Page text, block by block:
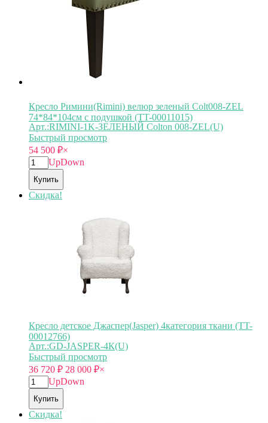
Кресло Римини(Rimini) велюр зеленый Colt008-ZEL
74*84*104см с подушкой (TT-00011015)
Арт.:RIMINI-1K-ЗЕЛЕНЫЙ Colton 008-ZEL(U)
Быстрый просмотр
54 500 ₽×
UpDown
Купить
Скидка!
Кресло детское Джаспер(Jasper) 4категория ткани (TT-
00012766)
Арт.:GD-JASPER-4К(U)
Быстрый просмотр
36 720 ₽ 28 000 ₽×
UpDown
Купить
Скидка!